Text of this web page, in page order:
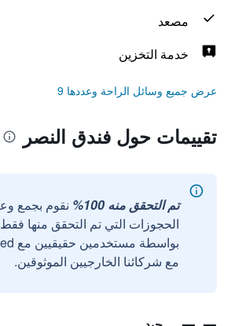
مصعد
خدمة التخزين
عرض جميع وسائل الراحة وعددها 9
تقييمات حول فندق النصر
تم التحقق منه 100%
نقوم بجمع
الحجوزات التي تم التحقق منها فقط
مع شركائنا الخارجيين الموثوقين.